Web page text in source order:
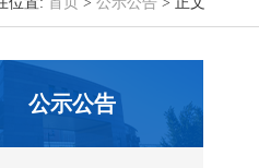
公示公告